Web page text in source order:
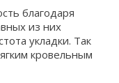
благодаря
из них
укладки. Так
кровельным